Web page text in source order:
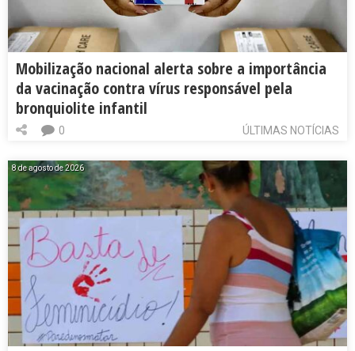
Mobilização nacional alerta sobre a importância
da vacinação contra vírus responsável pela
bronquiolite infantil
ÚLTIMAS NOTÍCIAS
0
8 de agosto de 2026